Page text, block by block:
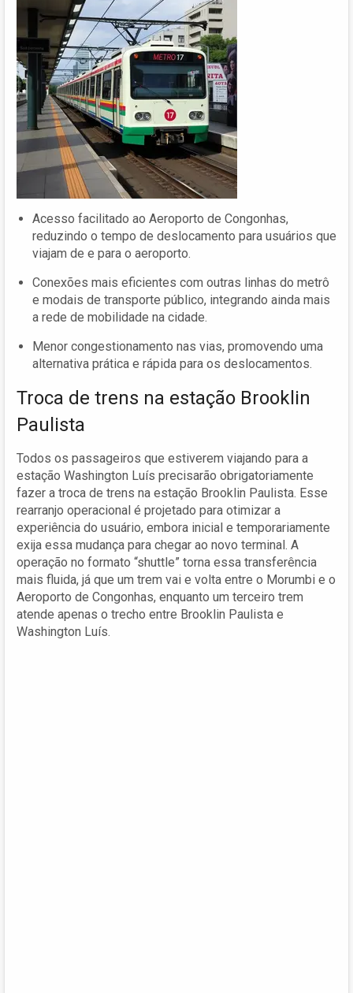
Acesso facilitado ao Aeroporto de Congonhas,
reduzindo o tempo de deslocamento para usuários que
viajam de e para o aeroporto.
Conexões mais eficientes com outras linhas do metrô
e modais de transporte público, integrando ainda mais
a rede de mobilidade na cidade.
Menor congestionamento nas vias, promovendo uma
alternativa prática e rápida para os deslocamentos.
Troca de trens na estação Brooklin
Paulista
Todos os passageiros que estiverem viajando para a
estação Washington Luís precisarão obrigatoriamente
fazer a troca de trens na estação Brooklin Paulista. Esse
rearranjo operacional é projetado para otimizar a
experiência do usuário, embora inicial e temporariamente
exija essa mudança para chegar ao novo terminal. A
operação no formato “shuttle” torna essa transferência
mais fluida, já que um trem vai e volta entre o Morumbi e o
Aeroporto de Congonhas, enquanto um terceiro trem
atende apenas o trecho entre Brooklin Paulista e
Washington Luís.